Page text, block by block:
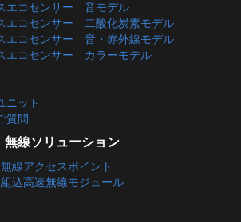
エコセンサー 音モデル
エコセンサー 二酸化炭素モデル
エコセンサー 音・赤外線モデル
エコセンサー カラーモデル
ニット
質問
無線ソリューション
無線アクセスポイント
組込高速無線モジュール